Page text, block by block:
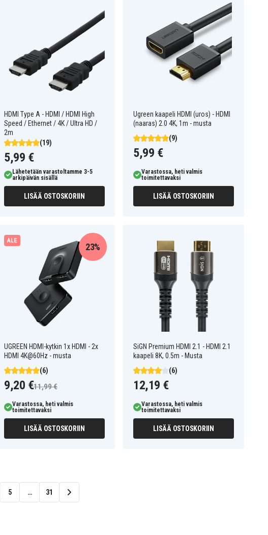
HDMI Type A - HDMI / HDMI High
Speed / Ethernet / 4K / Ultra HD /
2m
(19)
5,99 €
Lähetetään varastoltamme 3-5
arkipäivän sisällä
LISÄÄ OSTOSKORIIN
Ugreen kaapeli HDMI (uros) - HDMI
(naaras) 2.0 4K, 1m - musta
(9)
5,99 €
Varastossa, heti valmis
toimitettavaksi
LISÄÄ OSTOSKORIIN
ALE
UGREEN HDMI-kytkin 1x HDMI - 2x
HDMI 4K@60Hz - musta
(6)
23%
9,20 €11,99 €
Varastossa, heti valmis
toimitettavaksi
LISÄÄ OSTOSKORIIN
SiGN Premium HDMI 2.1 - HDMI 2.1
kaapeli 8K, 0.5m - Musta
(6)
12,19 €
Varastossa, heti valmis
toimitettavaksi
LISÄÄ OSTOSKORIIN
5 … 31